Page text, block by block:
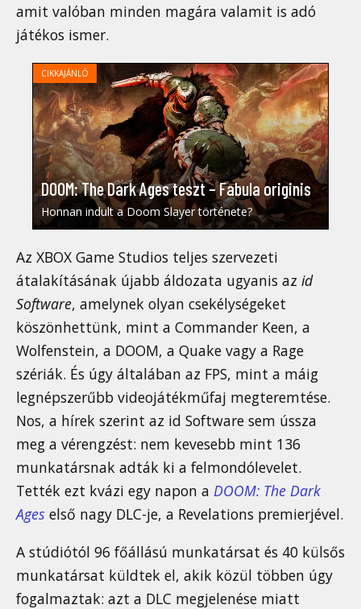
amit valóban minden magára valamit is adó
játékos ismer.
CIKKAJÁNLÓ
DOOM: The Dark Ages teszt – Fabula originis
Honnan indult a Doom Slayer története?
Az XBOX Game Studios teljes szervezeti
átalakításának újabb áldozata ugyanis az id
Software, amelynek olyan csekélységeket
köszönhettünk, mint a Commander Keen, a
Wolfenstein, a DOOM, a Quake vagy a Rage
szériák. És úgy általában az FPS, mint a máig
legnépszerűbb videojátékműfaj megteremtése.
Nos, a hírek szerint az id Software sem ússza
meg a vérengzést: nem kevesebb mint 136
munkatársnak adták ki a felmondólevelet.
Tették ezt kvázi egy napon a DOOM: The Dark
Ages első nagy DLC-je, a Revelations premierjével.
A stúdiótól 96 főállású munkatársat és 40 külsős
munkatársat küldtek el, akik közül többen úgy
fogalmaztak: azt a DLC megjelenése miatt